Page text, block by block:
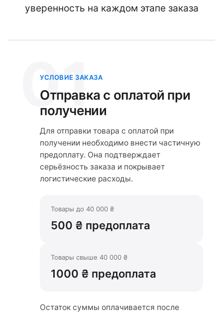
уверенность на каждом этапе заказа
01
УСЛОВИЕ ЗАКАЗА
Отправка с оплатой при
получении
Для отправки товара с оплатой при
получении необходимо внести частичную
предоплату. Она подтверждает
серьёзность заказа и покрывает
логистические расходы.
Товары до 40 000 ₴
500 ₴ предоплата
Товары свыше 40 000 ₴
1000 ₴ предоплата
Остаток суммы оплачивается после